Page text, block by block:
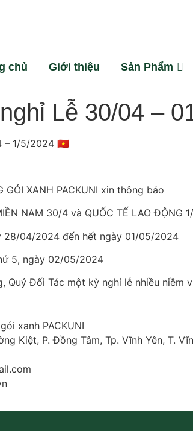
chủ Giới thiệu Sản Phẩm
Lễ 30/04 –
– 1/5/2024 🇻🇳
GÓI XANH PACKUNI xin thông báo
NAM 30/4 và QUỐC TẾ LAO ĐỘNG
28/04/2024 đến hết ngày 01/05/2024
5, ngày 02/05/2024
Quý Đối Tác một kỳ nghỉ lễ nhiều niềm
xanh PACKUNI
Kiệt, P. Đồng Tâm, Tp. Vĩnh Yên, T.